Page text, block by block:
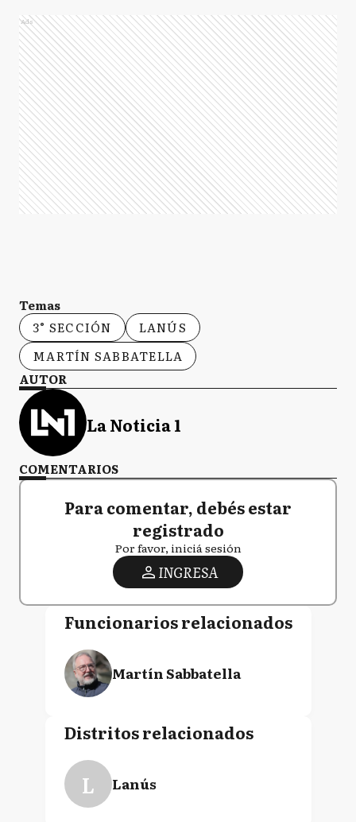
Ads
Temas
3° SECCIÓN
LANÚS
MARTÍN SABBATELLA
AUTOR
La Noticia 1
COMENTARIOS
Para comentar, debés estar
registrado
Por favor, iniciá sesión
INGRESA
Funcionarios relacionados
Martín Sabbatella
Distritos relacionados
L Lanús